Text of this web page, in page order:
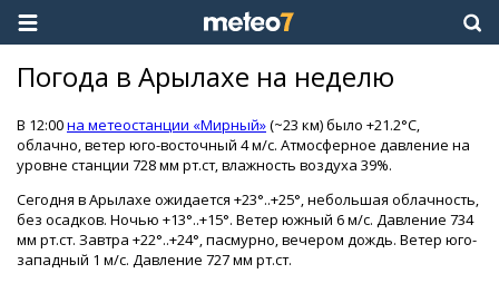
Погода в Арылахе на неделю
В 12:00на метеостанции «Мирный»(~23 км) было +21.2°C,
облачно, ветер юго-восточный 4 м/с. Атмосферное давление на
уровне станции 728 мм рт.ст, влажность воздуха 39%.
Сегодня в Арылахе ожидается +23°..+25°, небольшая облачность,
без осадков. Ночью +13°..+15°. Ветер южный 6 м/с. Давление 734
мм рт.ст. Завтра +22°..+24°, пасмурно, вечером дождь. Ветер юго-
западный 1 м/с. Давление 727 мм рт.ст.